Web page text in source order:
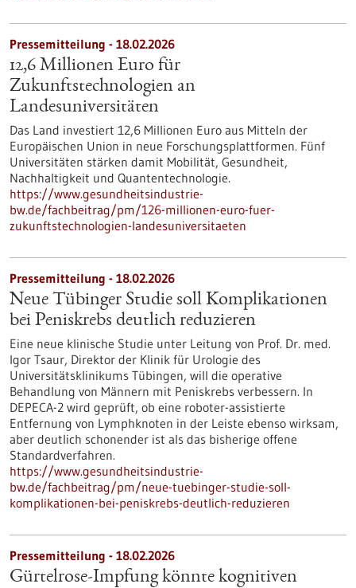
Pressemitteilung - 18.02.2026
12,6 Millionen Euro für
Zukunftstechnologien an
Landesuniversitäten
Das Land investiert 12,6 Millionen Euro aus Mitteln der
Europäischen Union in neue Forschungsplattformen. Fünf
Universitäten stärken damit Mobilität, Gesundheit,
Nachhaltigkeit und Quantentechnologie.
https://www.gesundheitsindustrie-
bw.de/fachbeitrag/pm/126-millionen-euro-fuer-
zukunftstechnologien-landesuniversitaeten
Pressemitteilung - 18.02.2026
Neue Tübinger Studie soll Komplikationen
bei Peniskrebs deutlich reduzieren
Eine neue klinische Studie unter Leitung von Prof. Dr. med.
Igor Tsaur, Direktor der Klinik für Urologie des
Universitätsklinikums Tübingen, will die operative
Behandlung von Männern mit Peniskrebs verbessern. In
DEPECA-2 wird geprüft, ob eine roboter-assistierte
Entfernung von Lymphknoten in der Leiste ebenso wirksam,
aber deutlich schonender ist als das bisherige offene
Standardverfahren.
https://www.gesundheitsindustrie-
bw.de/fachbeitrag/pm/neue-tuebinger-studie-soll-
komplikationen-bei-peniskrebs-deutlich-reduzieren
Pressemitteilung - 18.02.2026
Gürtelrose-Impfung könnte kognitiven